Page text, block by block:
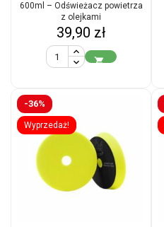
600ml – Odświeżacz powietrza
z olejkami
Cena
39,90 zł

-36%
Wyprzedaż!